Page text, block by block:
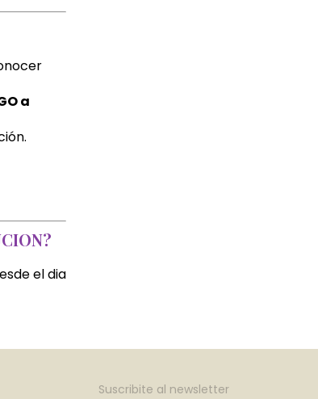
a
el dia
Suscribite al newsletter